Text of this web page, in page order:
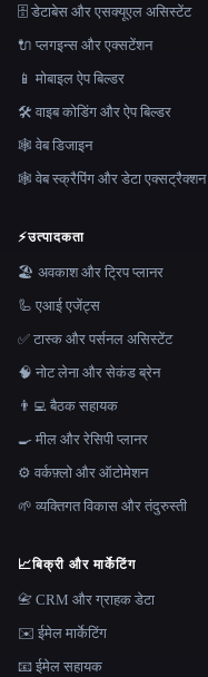
🗄️ डेटाबेस और एसक्यूएल असिस्टेंट
🔌 प्लगइन्स और एक्सटेंशन
📱 मोबाइल ऐप बिल्डर
🛠️ वाइब कोडिंग और ऐप बिल्डर
🕸 वेब डिजाइन
🕸️ वेब स्क्रैपिंग और डेटा एक्सट्रैक्शन
⚡उत्पादकता
🏖 अवकाश और ट्रिप प्लानर
🦾 एआई एजेंट्स
✅ टास्क और पर्सनल असिस्टेंट
🧠 नोट लेना और सेकंड ब्रेन
👨‍💻 बैठक सहायक
🍳 मील और रेसिपी प्लानर
⚙️ वर्कफ़्लो और ऑटोमेशन
🌱 व्यक्तिगत विकास और तंदुरुस्ती
📈बिक्री और मार्केटिंग
📇 CRM और ग्राहक डेटा
✉️ ईमेल मार्केटिंग
📧 ईमेल सहायक